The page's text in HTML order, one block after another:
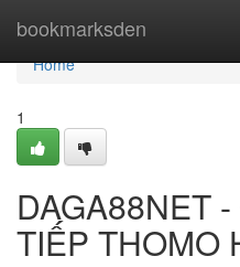
bookmarksden
Home
Home
1
DAGA88NET
TIẾP THOMO